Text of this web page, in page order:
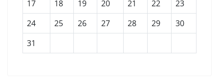
17
18 19 20 21 22
23
24
25 26 27 28 29
30
31